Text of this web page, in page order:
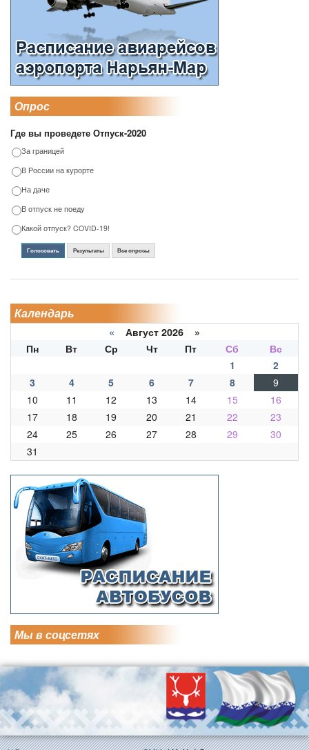
Опрос
Где вы проведете Отпуск-2020
За границей
В России на курорте
На даче
В отпуск не поеду
Какой отпуск? COVID-19!
Голосовать Результаты Все опросы
Календарь
« Август 2026 »
Пн
Вт Ср Чт Пт Сб
Вс
1
2
3
4 5 6 7 8
9
10
11 12 13 14 15
16
17
18 19 20 21 22
23
24
25 26 27 28 29
30
31
Мы в соцсетях